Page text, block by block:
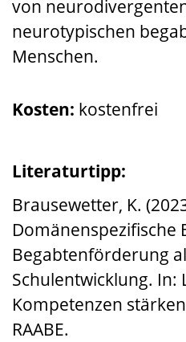
von
neurotypischen
Menschen.
Kosten: kostenfrei
Literaturtipp:
Brausewetter, K.
Domänenspezifische
Begabtenförderung
Schulentwicklung. In:
Kompetenzen
RAABE.